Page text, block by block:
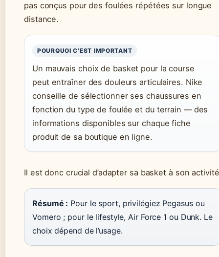
pas conçus pour des foulées répétées sur longue
distance.
POURQUOI C’EST IMPORTANT
Un mauvais choix de basket pour la course
peut entraîner des douleurs articulaires. Nike
conseille de sélectionner ses chaussures en
fonction du type de foulée et du terrain — des
informations disponibles sur chaque fiche
produit de sa boutique en ligne.
Il est donc crucial d’adapter sa basket à son
Résumé : Pour le sport, privilégiez Pegasus ou
Vomero ; pour le lifestyle, Air Force 1 ou Dunk. Le
choix dépend de l’usage.